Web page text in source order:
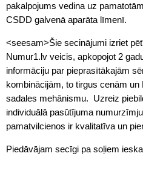
pakalpojums vedina uz
CSDD galvenā aparāta līmenī.
<seesam>Šie secinājumi izriet
Numur1.lv veicis, apkopojot 2
informāciju par pieprasītākajām
kombinācijām, to tirgus cenām
sadales mehānismu. Uzreiz
individuālā pasūtījuma
pamatvilcienos ir kvalitatīva un
Piedāvājam secīgi pa soļiem